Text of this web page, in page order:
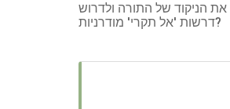
הניקוד של התורה ולדרוש
דרשות 'אל תקרי' מודרניות?